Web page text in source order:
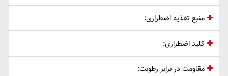
منبع تغذیه اضطراری:
کلید اضطراری:
مقاومت در برابر رطوبت: